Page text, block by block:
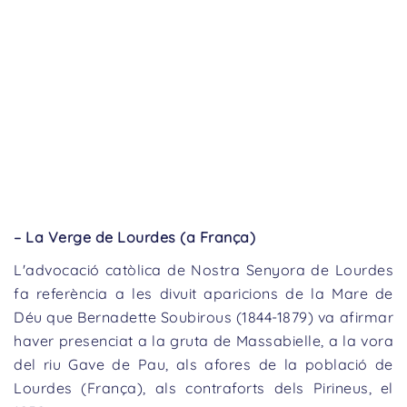
– La Verge de Lourdes (a França)
L'advocació catòlica de Nostra Senyora de Lourdes
fa referència a les divuit aparicions de la Mare de
Déu que Bernadette Soubirous (1844-1879) va afirmar
haver presenciat a la gruta de Massabielle, a la vora
del riu Gave de Pau, als afores de la població de
Lourdes (França), als contraforts dels Pirineus, el